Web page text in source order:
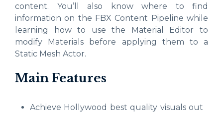
content. You’ll also know where to find
information on the FBX Content Pipeline while
learning how to use the Material Editor to
modify Materials before applying them to a
Static Mesh Actor.
Main Features
Achieve Hollywood best quality visuals out